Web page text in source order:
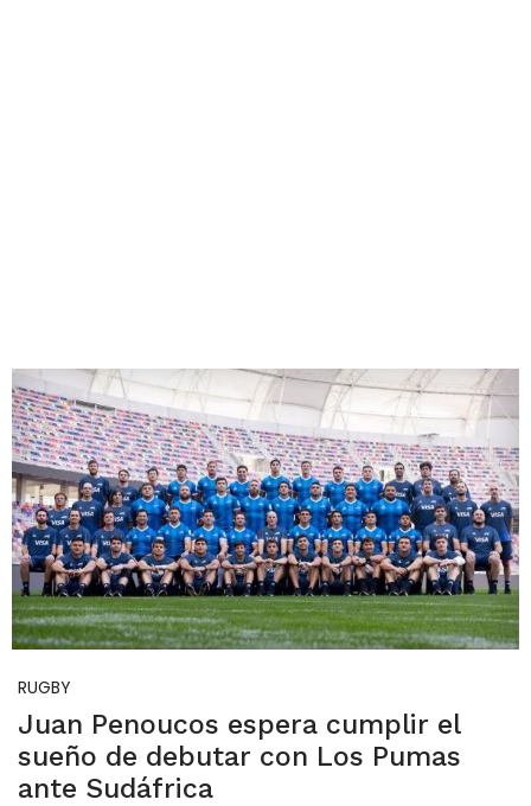
RUGBY
Juan Penoucos espera cumplir el
sueño de debutar con Los Pumas
ante Sudáfrica